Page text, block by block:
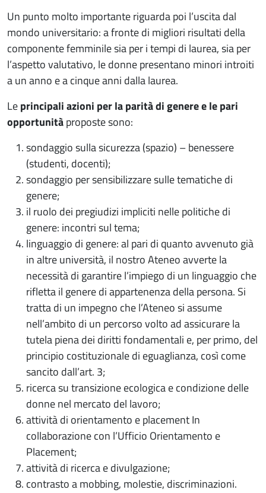
Un punto molto importante riguarda poi l’uscita dal
mondo universitario: a fronte di migliori risultati della
componente femminile sia per i tempi di laurea, sia per
l’aspetto valutativo, le donne presentano minori introiti
a un anno e a cinque anni dalla laurea.
Leprincipali azioni per la parità di genere e le pari
opportunitàproposte sono:
sondaggio sulla sicurezza (spazio) – benessere
(studenti, docenti);
sondaggio per sensibilizzare sulle tematiche di
genere;
il ruolo dei pregiudizi impliciti nelle politiche di
genere: incontri sul tema;
linguaggio di genere: al pari di quanto avvenuto già
in altre università, il nostro Ateneo avverte la
necessità di garantire l’impiego di un linguaggio che
rifletta il genere di appartenenza della persona. Si
tratta di un impegno che l’Ateneo si assume
nell’ambito di un percorso volto ad assicurare la
tutela piena dei diritti fondamentali e, per primo, del
principio costituzionale di eguaglianza, così come
sancito dall’art. 3;
ricerca su transizione ecologica e condizione delle
donne nel mercato del lavoro;
attività di orientamento e placement In
collaborazione con l’Ufficio Orientamento e
Placement;
attività di ricerca e divulgazione;
contrasto a mobbing, molestie, discriminazioni.